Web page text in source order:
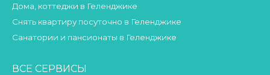
Дома, коттеджи в Геленджике
Снять квартиру посуточно в Геленджике
Санатории и пансионаты в Геленджике
ВСЕ СЕРВИСЫ